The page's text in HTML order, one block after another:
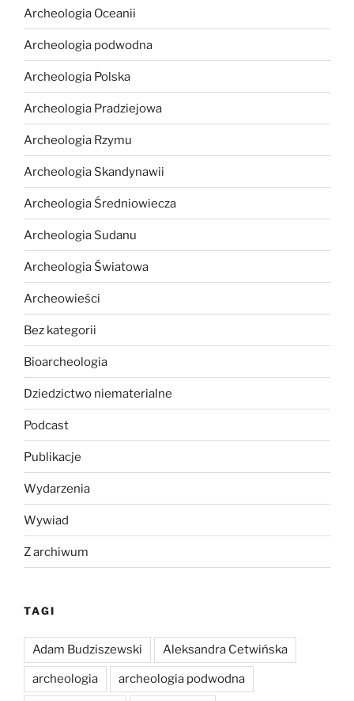
Archeologia Oceanii
Archeologia podwodna
Archeologia Polska
Archeologia Pradziejowa
Archeologia Rzymu
Archeologia Skandynawii
Archeologia Średniowiecza
Archeologia Sudanu
Archeologia Światowa
Archeowieści
Bez kategorii
Bioarcheologia
Dziedzictwo niematerialne
Podcast
Publikacje
Wydarzenia
Wywiad
Z archiwum
TAGI
Adam Budziszewski Aleksandra Cetwińska
archeologia archeologia podwodna